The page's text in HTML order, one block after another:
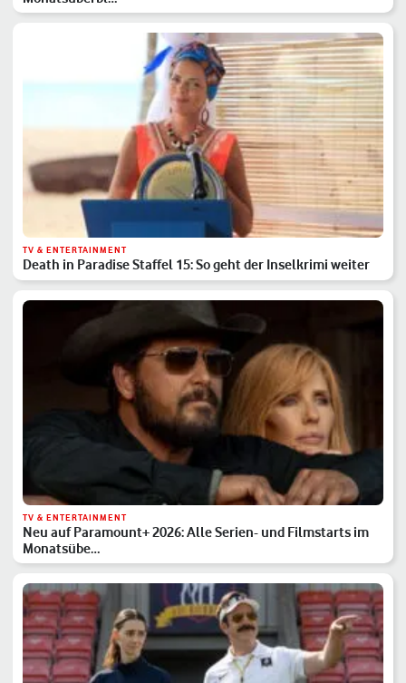
TV & ENTERTAINMENT
Death in Paradise Staffel 15: So geht der Inselkrimi weiter
TV & ENTERTAINMENT
Neu auf Paramount+ 2026: Alle Serien- und Filmstarts im
Monatsübe…